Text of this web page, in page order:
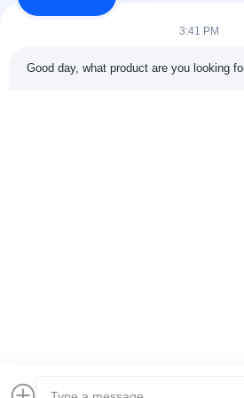
clients dans la...
À La Maison
3:41 PM
Good day, what product are you looking